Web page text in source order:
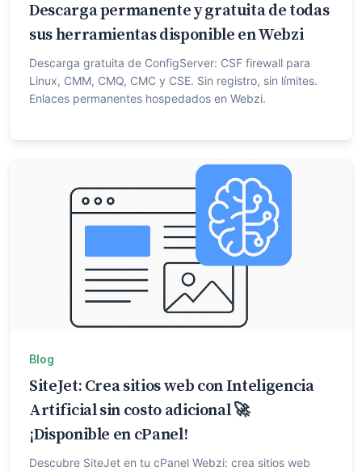
Descarga permanente y gratuita de todas
sus herramientas disponible en Webzi
Descarga gratuita de ConfigServer: CSF firewall para
Linux, CMM, CMQ, CMC y CSE. Sin registro, sin límites.
Enlaces permanentes hospedados en Webzi.
Blog
SiteJet: Crea sitios web con Inteligencia
Artificial sin costo adicional 🚀
¡Disponible en cPanel!
Descubre SiteJet en tu cPanel Webzi: crea sitios web